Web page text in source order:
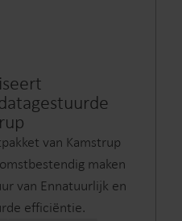
van Kamstrup
maken
van Ennatuurlijk en
efficiëntie.